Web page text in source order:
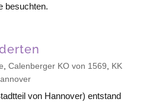
besuchten.
, Calenberger KO von 1569, KK
von Hannover) entstand